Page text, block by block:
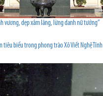
vương, dẹp xâm lăng, lừng danh nữ tướng”
tiêu biểu trong phong trào Xô Viết Nghệ Tĩnh